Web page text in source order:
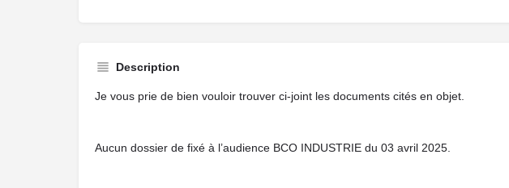
Description
Je vous prie de bien vouloir trouver ci-joint les documents cités en objet.
Aucun dossier de fixé à l’audience BCO INDUSTRIE du 03 avril 2025.